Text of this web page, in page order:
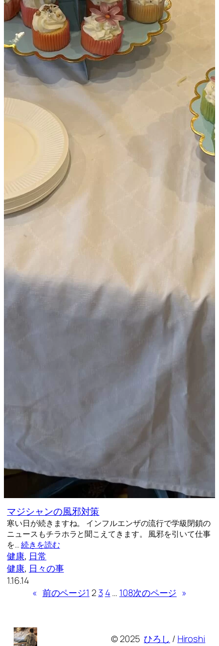
マジシャンの風邪対策
寒い日が続きますね。 インフルエンザの流行で学級閉鎖の
ニュースもチラホラと聞こえてきます。 風邪を引いて仕事
を…続きを読む
健康, 日常
健康, 日々の事
1.16.14
« 前のページ1 23 4… 108次のページ »
© 2025ひろし / Hiroshi